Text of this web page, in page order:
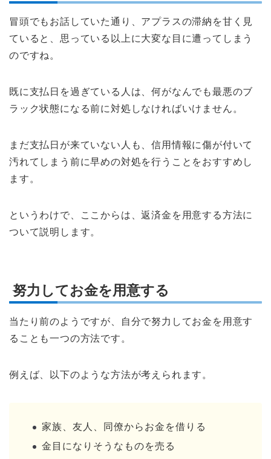
冒頭でもお話していた通り、アプラスの滞納を甘く見
ていると、思っている以上に大変な目に遭ってしまう
のですね。
既に支払日を過ぎている人は、何がなんでも最悪のブ
ラック状態になる前に対処しなければいけません。
まだ支払日が来ていない人も、信用情報に傷が付いて
汚れてしまう前に早めの対処を行うことをおすすめし
ます。
というわけで、ここからは、返済金を用意する方法に
ついて説明します。
努力してお金を用意する
当たり前のようですが、自分で努力してお金を用意す
ることも一つの方法です。
例えば、以下のような方法が考えられます。
家族、友人、同僚からお金を借りる
金目になりそうなものを売る